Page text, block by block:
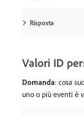
Risposta
Valori ID
Domanda: cosa
uno o più eventi è